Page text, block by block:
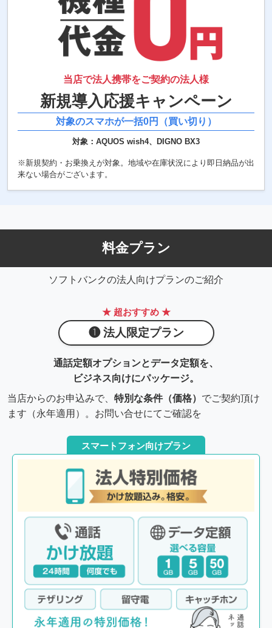
当店で法人携帯をご契約の法人様
新規導入応援キャンペーン
対象のスマホが一括0円（買い切り）
対象：AQUOS wish4、DIGNO BX3
※新規契約・お乗換えが対象。地域や在庫状況により即日納品が出
来ない場合がございます。
料金プラン
ソフトバンクの法人向けプランのご紹介
★ 超おすすめ ★
❶ 法人限定プラン
通話定額オプションとデータ定額を、
ビジネス向けにパッケージ。
当店からのお申込みで、 特別な条件（価格） でご契約頂け
ます（永年適用）。お問い合せにてご確認を
スマートフォン向けプラン